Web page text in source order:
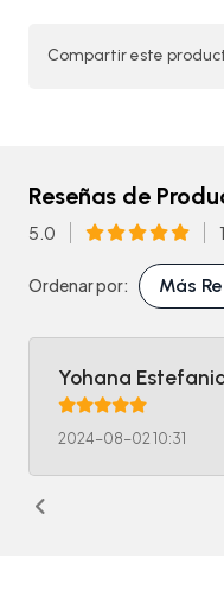
Compartir este
Reseñas de
5.0
Ordenar por: Más
Yohana
2024-08-02 10:31